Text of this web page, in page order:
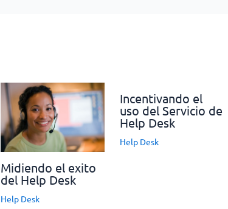
Midiendo el exito
del Help Desk
Help Desk
Incentivando el
uso del Servicio de
Help Desk
Help Desk